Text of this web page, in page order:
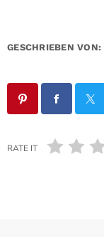
GESCHRIEBEN VON:
RATE IT